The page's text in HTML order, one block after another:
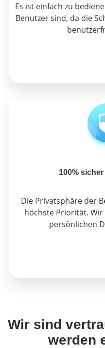
Es ist einfach zu
Benutzer sind, da die
100%
Die Privatsphäre der
höchste Priorität.
persönlichen
Wir sind
werden